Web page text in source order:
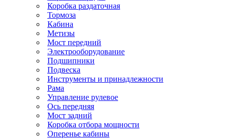
Коробка раздаточная
Тормоза
Кабина
Метизы
Мост передний
Электрооборудование
Подшипники
Подвеска
Инструменты и принадлежности
Рама
Управление рулевое
Ось передняя
Мост задний
Коробка отбора мощности
Оперенье кабины